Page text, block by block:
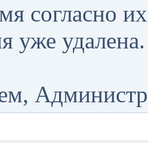
согласно
уже удалена.